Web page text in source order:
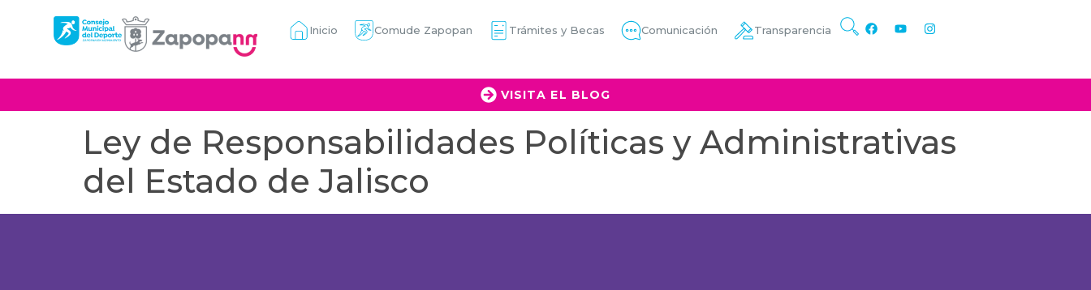
Inicio Comude Zapopan Trámites y Becas Comunicación Transparencia
VISITA EL BLOG
Ley de Responsabilidades Políticas y Administrativas
del Estado de Jalisco